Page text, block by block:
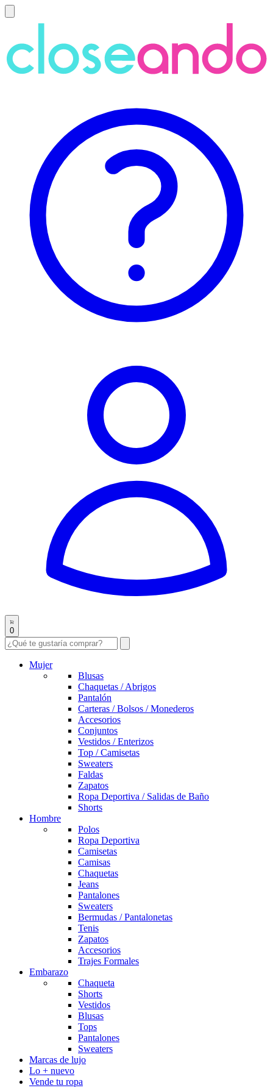
0
Mujer
Blusas
Chaquetas / Abrigos
Pantalón
Carteras / Bolsos / Monederos
Accesorios
Conjuntos
Vestidos / Enterizos
Top / Camisetas
Sweaters
Faldas
Zapatos
Ropa Deportiva / Salidas de Baño
Shorts
Hombre
Polos
Ropa Deportiva
Camisetas
Camisas
Chaquetas
Jeans
Pantalones
Sweaters
Bermudas / Pantalonetas
Tenis
Zapatos
Accesorios
Trajes Formales
Embarazo
Chaqueta
Shorts
Vestidos
Blusas
Tops
Pantalones
Sweaters
Marcas de lujo
Lo + nuevo
Vende tu ropa